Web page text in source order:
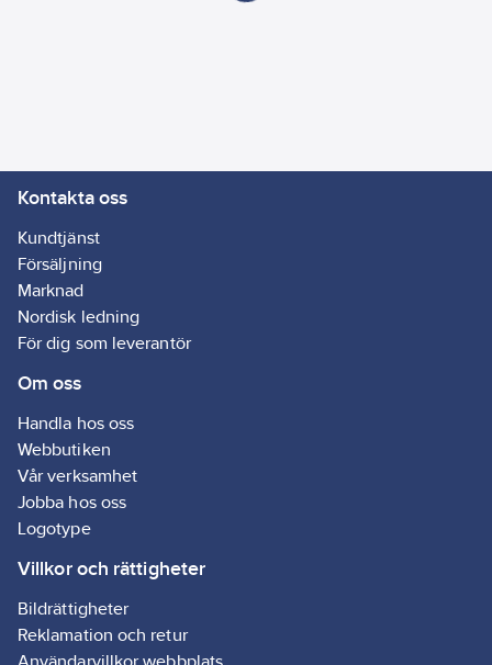
Kontakta oss
Kundtjänst
Försäljning
Marknad
Nordisk ledning
För dig som leverantör
Om oss
Handla hos oss
Webbutiken
Vår verksamhet
Jobba hos oss
Logotype
Villkor och rättigheter
Bildrättigheter
Reklamation och retur